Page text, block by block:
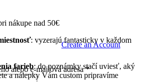
Create an Account
alebo e-mailová adresa*Povinné
nákupe nad 50€
: vyzerajú fantasticky v každom
farieb: do poznámky stačí uviesť, aký
a nálepky Vám custom pripravíme